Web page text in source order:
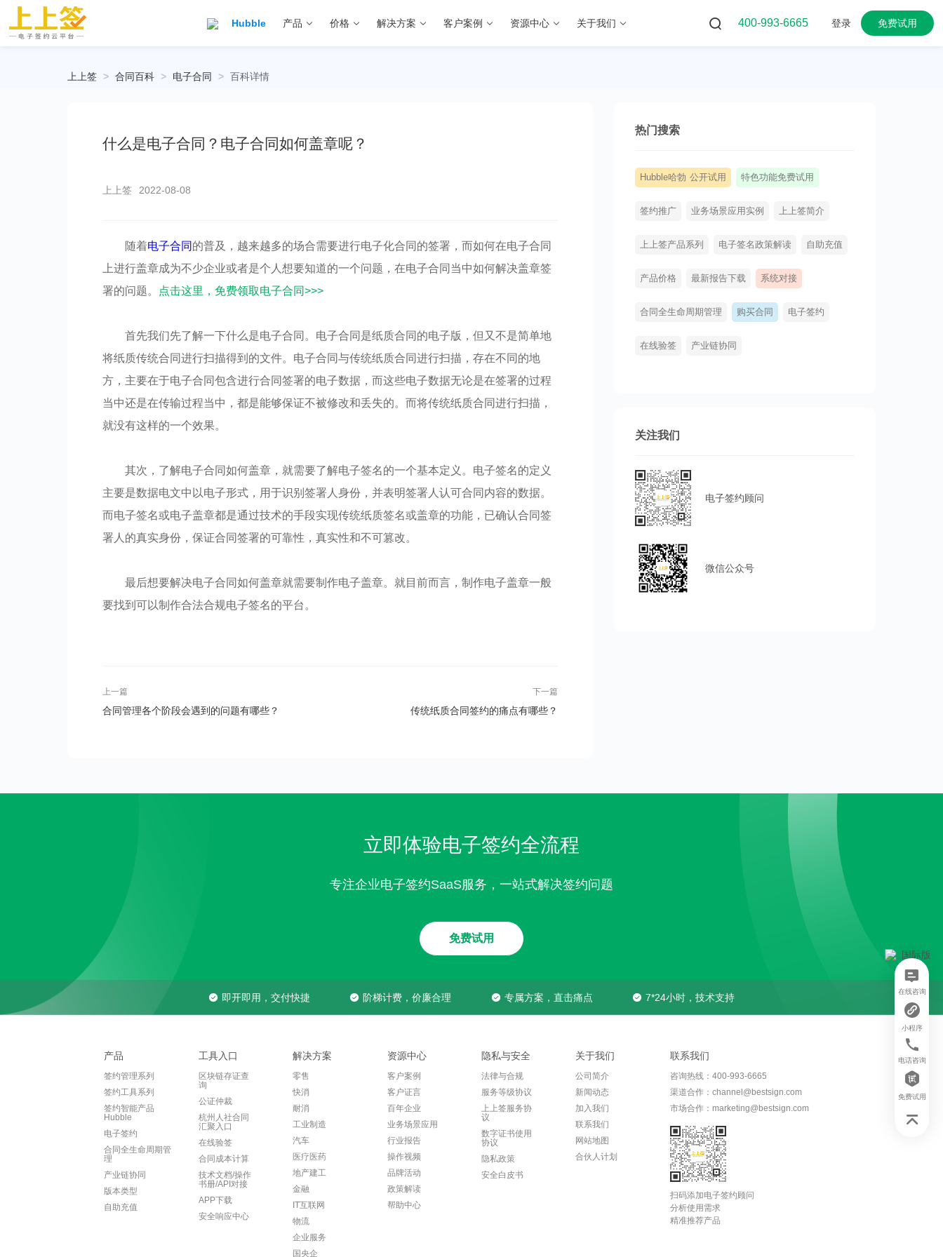
Hubble 产品 价格 解决方案 客户案例 资源中心 关于我们 400-993-6665 登录 免费试用
上上签 > 合同百科 > 电子合同 > 百科详情
什么是电子合同？电子合同如何盖章呢？
上上签 2022-08-08
随着电子合同 的普及，越来越多的场合需要进行电子化合同的签署，而如何在电子合同
上进行盖章成为不少企业或者是个人想要知道的一个问题，在电子合同当中如何解决盖章签
署的问题。
点击这里，免费领取电子合同>>>
首先我们先了解一下什么是电子合同。电子合同是纸质合同的电子版，但又不是简单地
将纸质传统合同进行扫描得到的文件。电子合同与传统纸质合同进行扫描，存在不同的地
方，主要在于电子合同包含进行合同签署的电子数据，而这些电子数据无论是在签署的过程
当中还是在传输过程当中，都是能够保证不被修改和丢失的。而将传统纸质合同进行扫描，
就没有这样的一个效果。
其次，了解电子合同如何盖章，就需要了解电子签名的一个基本定义。电子签名的定义
主要是数据电文中以电子形式，用于识别签署人身份，并表明签署人认可合同内容的数据。
而电子签名或电子盖章都是通过技术的手段实现传统纸质签名或盖章的功能，已确认合同签
署人的真实身份，保证合同签署的可靠性，真实性和不可篡改。
最后想要解决电子合同如何盖章就需要制作电子盖章。就目前而言，制作电子盖章一般
要找到可以制作合法合规电子签名的平台。
上一篇
合同管理各个阶段会遇到的问题有哪些？
下一篇
传统纸质合同签约的痛点有哪些？
热门搜索
Hubble哈勃 公开试用 特色功能免费试用
签约推广 业务场景应用实例 上上签简介
上上签产品系列 电子签名政策解读 自助充值
产品价格 最新报告下载 系统对接
合同全生命周期管理 购买合同 电子签约
在线验签 产业链协同
关注我们
电子签约顾问
微信公众号
立即体验电子签约全流程
专注企业电子签约SaaS服务，一站式解决签约问题
免费试用
即开即用，交付快捷 阶梯计费，价廉合理 专属方案，直击痛点 7*24小时，技术支持
产品
签约管理系列
签约工具系列
签约智能产品
Hubble
电子签约
合同全生命周期管
理
产业链协同
版本类型
自助充值
工具入口
区块链存证查
询
公证仲裁
杭州人社合同
汇聚入口
在线验签
合同成本计算
技术文档/操作
书册/API对接
APP下载
安全响应中心
解决方案
零售
快消
耐消
工业制造
汽车
医疗医药
地产建工
金融
IT互联网
物流
企业服务
国央企
资源中心
客户案例
客户证言
百年企业
业务场景应用
行业报告
操作视频
品牌活动
政策解读
帮助中心
隐私与安全
法律与合规
服务等级协议
上上签服务协
议
数字证书使用
协议
隐私政策
安全白皮书
关于我们
公司简介
新闻动态
加入我们
联系我们
网站地图
合伙人计划
联系我们
咨询热线：400-993-6665
渠道合作：channel@bestsign.com
市场合作：marketing@bestsign.com
扫码添加电子签约顾问
分析使用需求
精准推荐产品
在线咨询
小程序
电话咨询
免费试用